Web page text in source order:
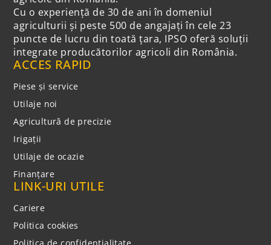
Cu o experiență de 30 de ani în domeniul
agriculturii și peste 500 de angajați în cele 23
puncte de lucru din toată țara, IPSO oferă soluții
integrate producătorilor agricoli din România.
ACCES RAPID
Piese și service
Utilaje noi
Agricultură de precizie
Irigații
Utilaje de ocazie
Finanțare
LINK-URI UTILE
Cariere
Politica cookies